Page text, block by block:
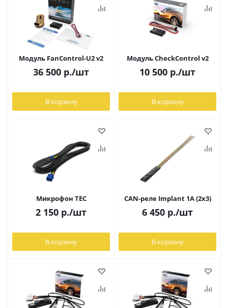
Модуль FanControl-U2 v2
36 500 р./шт
В корзину
Модуль CheckControl v2
10 500 р./шт
В корзину
Микрофон TEC
2 150 р./шт
В корзину
CAN-реле Implant 1A (2x3)
6 450 р./шт
В корзину